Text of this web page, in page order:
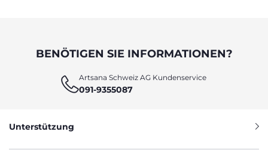
BENÖTIGEN SIE INFORMATIONEN?
Artsana Schweiz AG Kundenservice
091-9355087
Unterstützung